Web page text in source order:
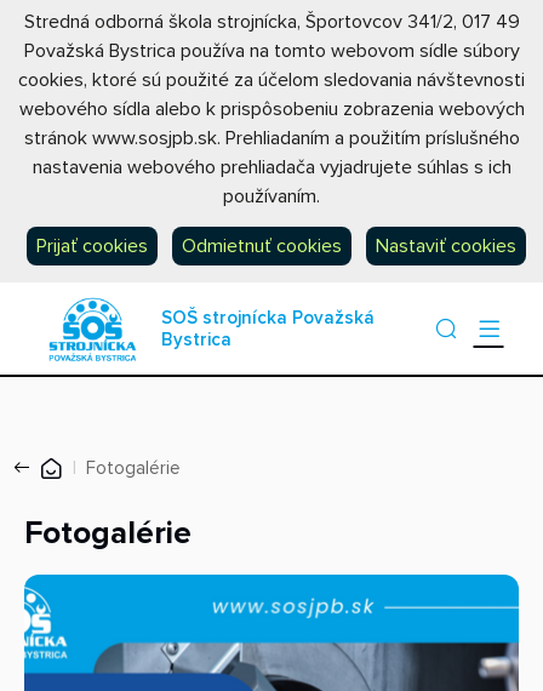
Stredná odborná škola strojnícka, Športovcov 341/2, 017 49
Považská Bystrica používa na tomto webovom sídle súbory
cookies, ktoré sú použité za účelom sledovania návštevnosti
webového sídla alebo k prispôsobeniu zobrazenia webových
stránok www.sosjpb.sk. Prehliadaním a použitím príslušného
nastavenia webového prehliadača vyjadrujete súhlas s ich
používaním.
Prijať cookies Odmietnuť cookies Nastaviť cookies
SOŠ strojnícka Považská
Bystrica
Fotogalérie
Fotogalérie